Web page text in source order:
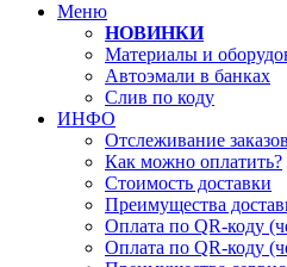
Меню
НОВИНКИ
Материалы и
Автоэмали в банках
Слив по коду
ИНФО
Отслеживание заказов
Как можно оплатить?
Стоимость доставки
Преимущества
Оплата по QR-коду
Оплата по QR-коду